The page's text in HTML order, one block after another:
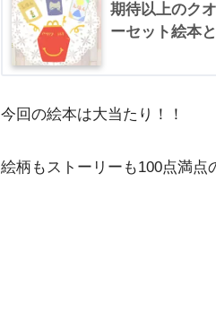
期待以上のク
ーセット絵本
今回の絵本は大当たり！！
絵柄もストーリーも100点満点